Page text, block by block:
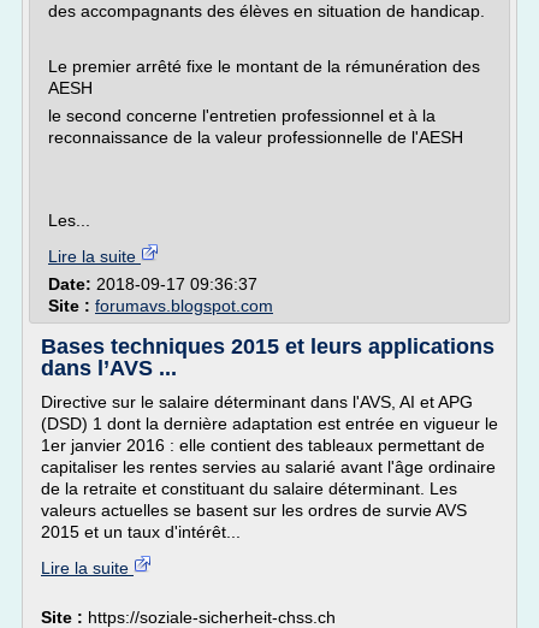
des accompagnants des élèves en situation de handicap.
Le premier arrêté fixe le montant de la rémunération des
AESH
le second concerne l'entretien professionnel et à la
reconnaissance de la valeur professionnelle de l'AESH
Les...
Lire la suite
Date: 2018-09-17 09:36:37
Site : forumavs.blogspot.com
Bases techniques 2015 et leurs applications
dans l’AVS ...
Directive sur le salaire déterminant dans l'AVS, AI et APG
(DSD) 1 dont la dernière adaptation est entrée en vigueur le
1er janvier 2016 : elle contient des tableaux permettant de
capitaliser les rentes servies au salarié avant l'âge ordinaire
de la retraite et constituant du salaire déterminant. Les
valeurs actuelles se basent sur les ordres de survie AVS
2015 et un taux d'intérêt...
Lire la suite
Site : https://soziale-sicherheit-chss.ch